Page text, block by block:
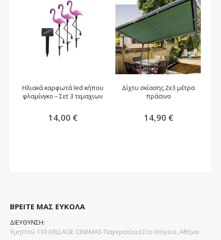
Ηλιακά καρφωτά led κήπου
φλαμίνγκο – Σετ 3 τεμαχιων
14,00 €
Δίχτυ σκίασης 2x3 μέτρα
πράσινο
14,90 €
ΒΡΕΙΤΕ ΜΑΣ ΕΥΚΟΛΑ
ΔΙΕΥΘΥΝΣΗ:
Υμηττού 110 (VILLAGE CINEMAS Παγκρατίου) Στο Ισόγειο, Αθήνα